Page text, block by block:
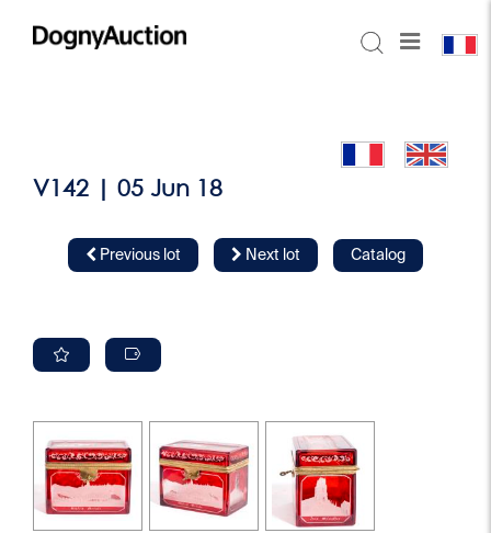
V142 | 05 Jun 18
Previous lot Next lot Catalog